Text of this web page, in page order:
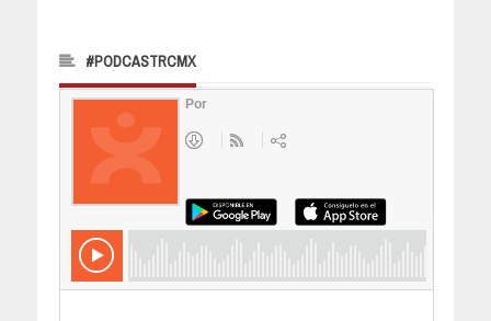
#PODCASTRCMX